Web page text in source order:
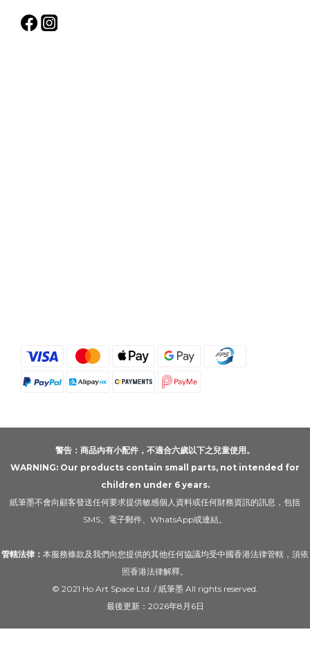
警告：商品內有小配件，不適合六歲以下之兒童使用。
WARNING: Our products contain small parts, not intended for
children under 6 years.
紙筆墨不會向顧客發送任何要求提供敏感個人資料或任何財務資訊的訊息，包括
SMS、電子郵件、WhatsApp或連結。
管轄法律： 本服務條款及我們向您提供的其他任何協議均受中國香港法律管轄，須依
照香港法律解釋。
© 2021 Ho Art Space Ltd. / 紙筆墨 All rights reserved.
最後更新：2026年8月6日